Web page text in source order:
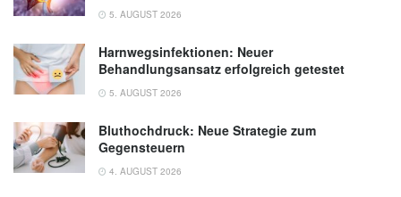
5. AUGUST 2026
Harnwegsinfektionen: Neuer
Behandlungsansatz erfolgreich getestet
5. AUGUST 2026
Bluthochdruck: Neue Strategie zum
Gegensteuern
4. AUGUST 2026